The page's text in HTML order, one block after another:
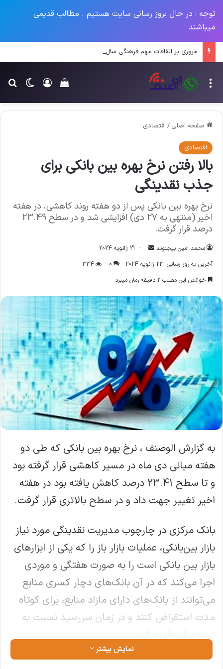
توجه : در حال بروز رسانی سایت هستیم . مطالب قدیمی
میباشند
مروری بر اتفاقات مهم فرهنگی سال ۱۴۰۳
تغییر ورود
سبد خرید خود منو
صفحه اصلی / اقتصادی
اقتصادی
بالا رفتن نرخ بهره بین بانکی برای
جذب نقدینگی
نرخ بهره بین بانکی پس از دو هفته روند کاهشی، در هفته
اخیر (منتهی به 27 دی) افزایشی شد و در سطح 23.49
درصد قرار گرفت.
محمد امین بیجنوند
ارسال
ایمیل
21 ژانویه 2024
آخرین به روز رسانی: 23 ژانویه 2024
0
334
خواندن این مطلب 2 دقیقه زمان میبرد
به گزارش الوصنف ، نرخ بهره بین بانکی که طی دو
هفته میانی دی ماه در مسیر کاهشی قرار گرفته بود
و تا سطح 23.41 درصد کاهش یافته بود در هفته
اخیر تغییر جهت داد و در سطح بالاتری قرار گرفت.
بانک مرکزی در چارچوب مدیریت نقدینگی مورد نیاز
بازار بین‌بانکی، عملیات بازار باز را که یکی از ابزارهای
بازار بین بانکی است را به صورت هفتگی و موردی
اجرا می‌کند که در آن بانک‌های دچار کسری منابع
می‌توانند از بانک‌های دارای مازاد منابع، برای کوتاه
مدت استقراض کنند و در زمان سررسید نسبت به
نمایش بیشتر